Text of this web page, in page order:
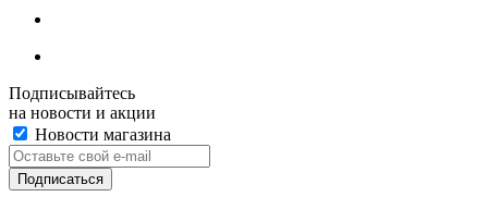
Подписывайтесь
на новости и акции
Новости магазина